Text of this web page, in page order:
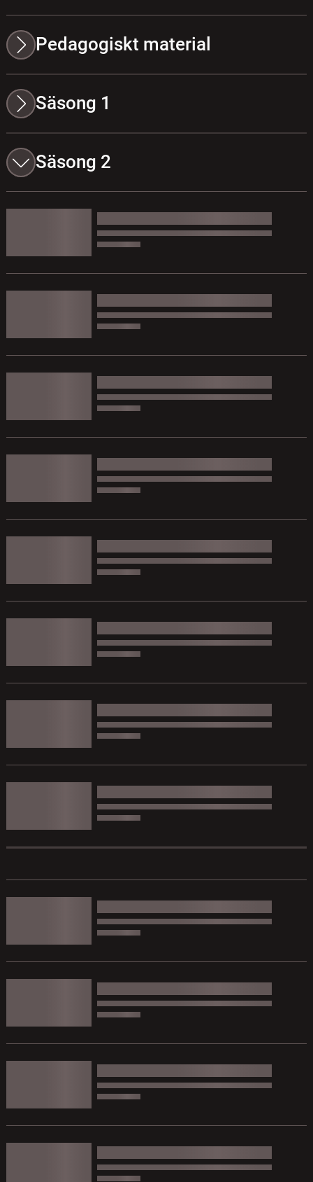
Pedagogiskt material
Säsong 1
Säsong 2